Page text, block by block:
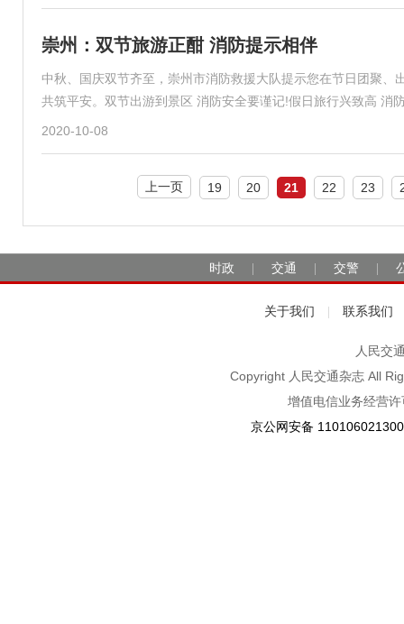
崇州：双节旅游正酣 消防提示相伴
中秋、国庆双节齐至，崇州市消防救援大队提示您在节日团聚
共筑平安。双节出游到景区 消防安全要谨记!假日旅行兴致高
2020-10-08
上一页 19 20 21 22 23
时政 交通 交警
关于我们 联系我们
人民交
Copyright 人民交通杂志 All
增值电信业务经营
京公网安备